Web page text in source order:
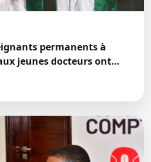
permanents à